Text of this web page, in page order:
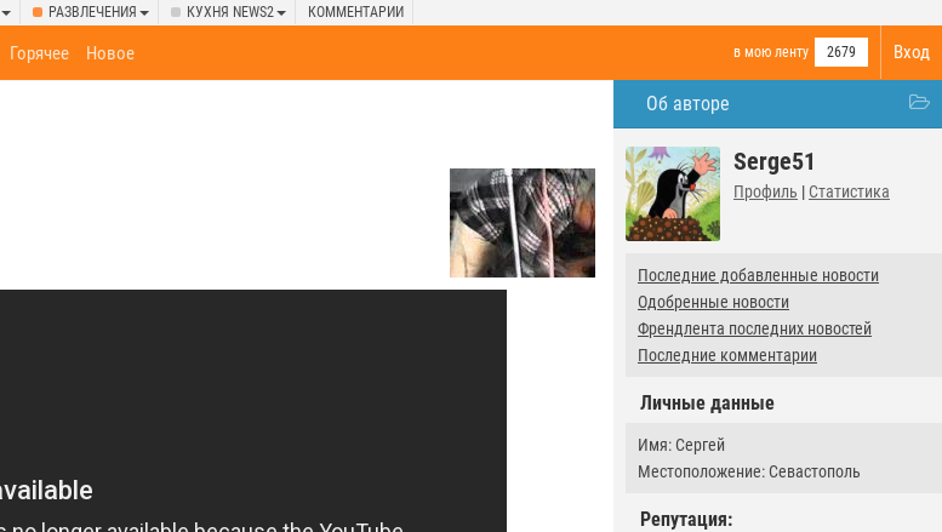
РАЗВЛЕЧЕНИЯ КУХНЯ NEWS2 КОММЕНТАРИИ
Вход
в мою ленту 2679
Горячее Новое
Об авторе
Serge51
Профиль | Статистика
Последние добавленные новости
Одобренные новости
Френдлента последних новостей
Последние комментарии
Личные данные
Имя: Сергей
Местоположение: Севастополь
Репутация: